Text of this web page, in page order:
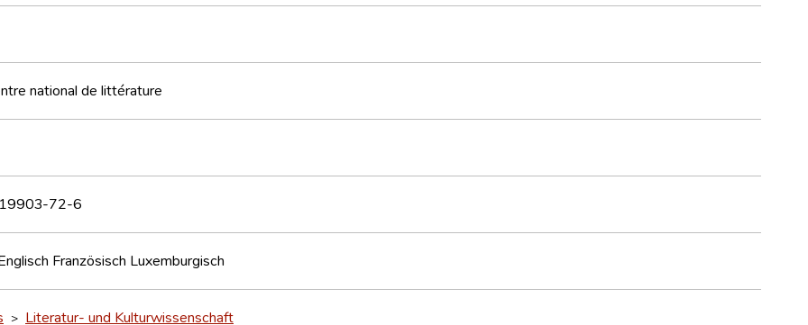
national de littérature
72-6
Französisch Luxemburgisch
> Literatur- und Kulturwissenschaft